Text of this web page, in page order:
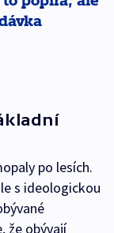
po lesích.
s ideologickou
že obývají